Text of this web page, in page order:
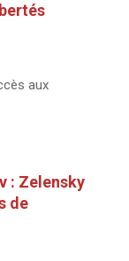
aux
: Zelensky
de